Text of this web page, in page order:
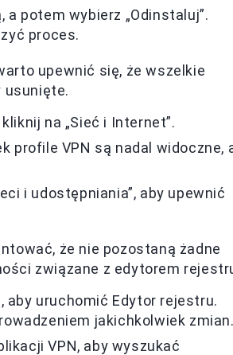
potem wybierz „Odinstaluj”.
proces.
upewnić się, że wszelkie
usunięte.
na „Sieć i Internet”.
profile VPN są nadal widoczne,
i udostępniania”, aby upewnić
że nie pozostaną żadne
związane z edytorem
aby uruchomić Edytor rejestru.
jakichkolwiek
VPN, aby wyszukać